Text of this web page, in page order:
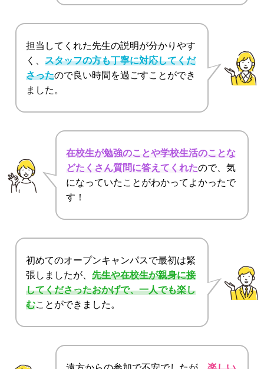
担当してくれた先生の説明が分かりやす
く、 スタッフの方も丁寧に対応してくだ
さったので良い時間を過ごすことができ
ました。
在校生が勉強のことや学校生活のことな
どたくさん質問に答えてくれたので、気
になっていたことがわかってよかったで
す！
初めてのオープンキャンパスで最初は緊
張しましたが、 先生や在校生が親身に接
してくださったおかげで、一人でも楽し
むことができました。